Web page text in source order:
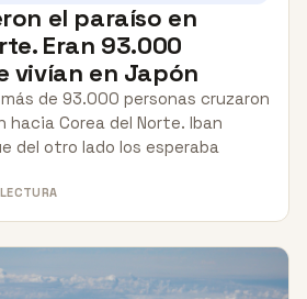
el paraíso en
Eran 93.000
vivían en Japón
de 93.000 personas cruzaron
hacia Corea del Norte. Iban
del otro lado los esperaba